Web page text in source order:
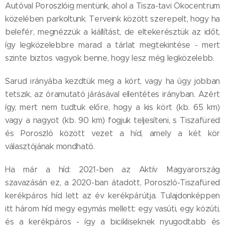
Autóval Poroszlóig mentünk, ahol a Tisza-tavi Ökocentrum
közelében parkoltunk. Terveink között szerepelt, hogy ha
belefér, megnézzük a kiállítást, de eltekerésztük az időt,
így legközelebbre marad a tárlat megtekintése - mert
szinte biztos vagyok benne, hogy lesz még legközelebb.
Sarud irányába kezdtük meg a kört, vagy ha úgy jobban
tetszik, az óramutató járásával ellentétes irányban. Azért
így, mert nem tudtuk előre, hogy a kis kört (kb. 65 km)
vagy a nagyot (kb. 90 km) fogjuk teljesíteni, s Tiszafüred
és Poroszló között vezet a híd, amely a két kör
választójának mondható.
Ha már a híd: 2021-ben az Aktív Magyarország
szavazásán ez, a 2020-ban átadott, Poroszló-Tiszafüred
kerékpáros híd lett az év kerékpárútja. Tulajdonképpen
itt három híd megy egymás mellett: egy vasúti, egy közúti,
és a kerékpáros - így a bicikliseknek nyugodtabb és